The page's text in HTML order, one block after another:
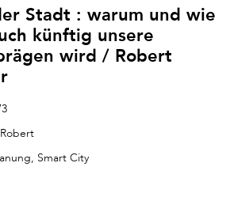
Stadt : warum und wie
künftig unsere
wird / Robert
Smart City